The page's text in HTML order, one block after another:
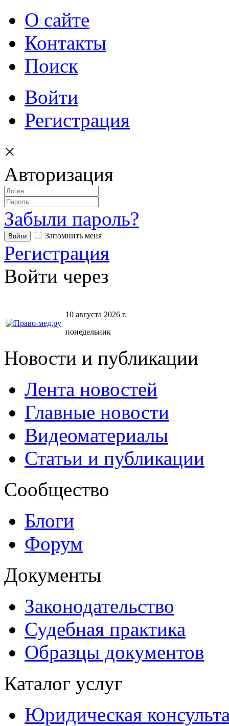
О сайте
Контакты
Поиск
Войти
Регистрация
×
Авторизация
Забыли пароль?
Запомнить меня
Регистрация
Войти через
10 августа 2026 г.
понедельник
Новости и публикации
Лента новостей
Главные новости
Видеоматериалы
Статьи и публикации
Сообщество
Блоги
Форум
Документы
Законодательство
Судебная практика
Образцы документов
Каталог услуг
Юридическая